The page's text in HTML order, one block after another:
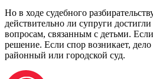
Но в ходе судебного
действительно ли супруги
вопросам, связанным с детьми.
решение. Если спор возникает,
районный или городской суд.